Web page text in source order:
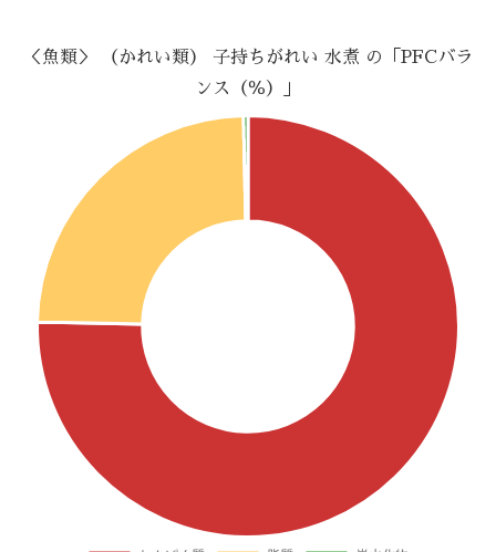
＜魚類＞ （かれい類） 子持ちがれい 水煮 の「PFCバラ
ンス（％）」